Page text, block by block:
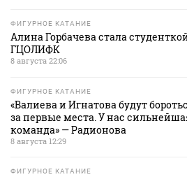
ФИГУРНОЕ КАТАНИЕ
Алина Горбачева стала
ГЦОЛИФК
8 августа 22:06
ФИГУРНОЕ КАТАНИЕ
«Валиева и Игнатова будут
за первые места. У нас
команда» — Радионова
8 августа 12:29
ФИГУРНОЕ КАТАНИЕ